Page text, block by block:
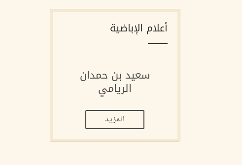
أعلام الإباضية
سعيد بن حمدان
الريامي
المزيد